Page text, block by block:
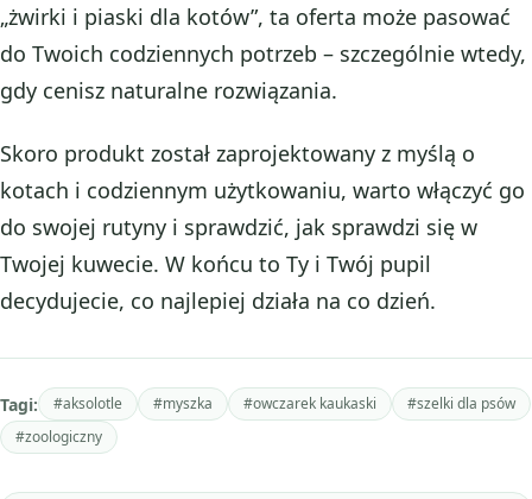
„żwirki i piaski dla kotów”, ta oferta może pasować
do Twoich codziennych potrzeb – szczególnie wtedy,
gdy cenisz naturalne rozwiązania.
Skoro produkt został zaprojektowany z myślą o
kotach i codziennym użytkowaniu, warto włączyć go
do swojej rutyny i sprawdzić, jak sprawdzi się w
Twojej kuwecie. W końcu to Ty i Twój pupil
decydujecie, co najlepiej działa na co dzień.
Tagi: #aksolotle #myszka #owczarek kaukaski
#szelki dla psów
#zoologiczny